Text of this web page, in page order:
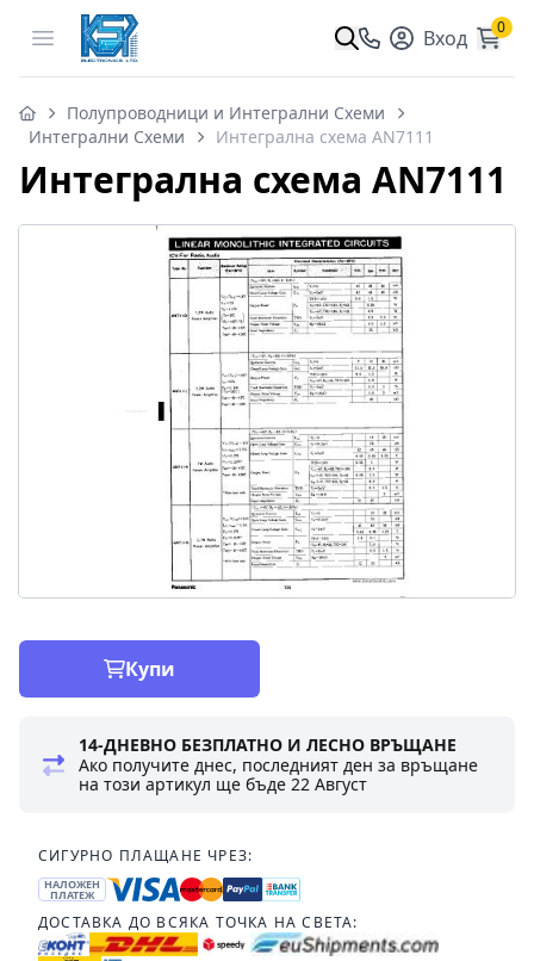
Open menu Вход 0
Полупроводници и Интегрални Схеми
Интегрални Схеми
Интегрална схема AN7111
Интегрална схема AN7111
Купи
14-ДНЕВНО БЕЗПЛАТНО И ЛЕСНО ВРЪЩАНЕ
Ако получите днес, последният ден за връщане
на този артикул ще бъде22 Август
СИГУРНО ПЛАЩАНЕ ЧРЕЗ:
НАЛОЖЕН
ПЛАТЕЖ
ДОСТАВКА ДО ВСЯКА ТОЧКА НА СВЕТА: